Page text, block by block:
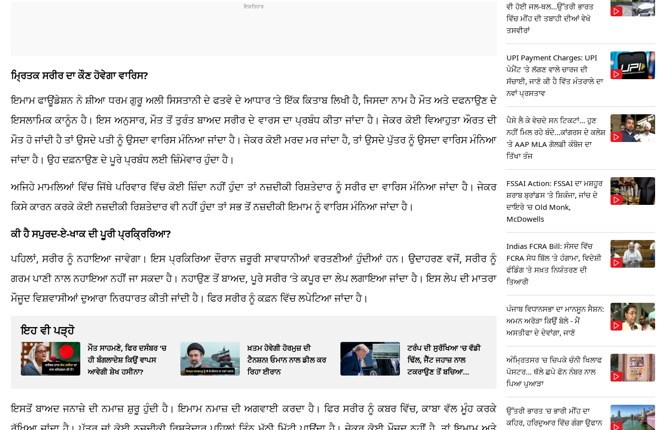
ਮ੍ਰਿਤਕ ਸਰੀਰ ਦਾ ਕੌਣ ਹੋਵੇਗਾ ਵਾਰਿਸ?
ਇਮਾਮ ਫਾਊਂਡੇਸ਼ਨ ਨੇ ਸ਼ੀਆ ਧਰਮ ਗੁਰੂ ਅਲੀ ਸਿਸਤਾਨੀ ਦੇ ਫਤਵੇ ਦੇ ਆਧਾਰ ‘ਤੇ ਇੱਕ ਕਿਤਾਬ ਲਿਖੀ ਹੈ, ਜਿਸਦਾ ਨਾਮ ਹੈ ਮੌਤ ਅਤੇ ਦਫਨਾਉਣ ਦੇ
ਇਸਲਾਮਿਕ ਕਾਨੂੰਨ ਹੈ। ਇਸ ਅਨੁਸਾਰ, ਮੌਤ ਤੋਂ ਤੁਰੰਤ ਬਾਅਦ ਸਰੀਰ ਦੇ ਵਾਰਸ ਦਾ ਪ੍ਰਬੰਧ ਕੀਤਾ ਜਾਂਦਾ ਹੈ। ਜੇਕਰ ਕੋਈ ਵਿਆਹੁਤਾ ਔਰਤ ਦੀ
ਮੌਤ ਹੋ ਜਾਂਦੀ ਹੈ ਤਾਂ ਉਸਦੇ ਪਤੀ ਨੂੰ ਉਸਦਾ ਵਾਰਿਸ ਮੰਨਿਆ ਜਾਂਦਾ ਹੈ। ਜੇਕਰ ਕੋਈ ਮਰਦ ਮਰ ਜਾਂਦਾ ਹੈ, ਤਾਂ ਉਸਦੇ ਪੁੱਤਰ ਨੂੰ ਉਸਦਾ ਵਾਰਿਸ ਮੰਨਿਆ
ਜਾਂਦਾ ਹੈ। ਉਹ ਦਫ਼ਨਾਉਣ ਦੇ ਪੂਰੇ ਪ੍ਰਬੰਧ ਲਈ ਜ਼ਿੰਮੇਵਾਰ ਹੁੰਦਾ ਹੈ।
ਅਜਿਹੇ ਮਾਮਲਿਆਂ ਵਿੱਚ ਜਿੱਥੇ ਪਰਿਵਾਰ ਵਿੱਚ ਕੋਈ ਜ਼ਿੰਦਾ ਨਹੀਂ ਹੁੰਦਾ ਤਾਂ ਨਜ਼ਦੀਕੀ ਰਿਸ਼ਤੇਦਾਰ ਨੂੰ ਸਰੀਰ ਦਾ ਵਾਰਿਸ ਮੰਨਿਆ ਜਾਂਦਾ ਹੈ। ਜੇਕਰ
ਕਿਸੇ ਕਾਰਨ ਕਰਕੇ ਕੋਈ ਨਜ਼ਦੀਕੀ ਰਿਸ਼ਤੇਦਾਰ ਵੀ ਨਹੀਂ ਹੁੰਦਾ ਤਾਂ ਸਭ ਤੋਂ ਨਜ਼ਦੀਕੀ ਇਮਾਮ ਨੂੰ ਵਾਰਿਸ ਮੰਨਿਆ ਜਾਂਦਾ ਹੈ।
ਕੀ ਹੈ ਸਪੁਰਦ-ਏ-ਖਾਕ ਦੀ ਪੂਰੀ ਪ੍ਰਕ੍ਰਿਰਿਆ?
ਪਹਿਲਾਂ, ਸਰੀਰ ਨੂੰ ਨਹਾਇਆ ਜਾਵੇਗਾ। ਇਸ ਪ੍ਰਕਿਰਿਆ ਦੌਰਾਨ ਜ਼ਰੂਰੀ ਸਾਵਧਾਨੀਆਂ ਵਰਤਣੀਆਂ ਹੁੰਦੀਆਂ ਹਨ। ਉਦਾਹਰਣ ਵਜੋਂ, ਸਰੀਰ ਨੂੰ
ਗਰਮ ਪਾਣੀ ਨਾਲ ਨਹਾਇਆ ਨਹੀਂ ਜਾ ਸਕਦਾ ਹੈ। ਨਹਾਉਣ ਤੋਂ ਬਾਅਦ, ਪੂਰੇ ਸਰੀਰ ‘ਤੇ ਕਪੂਰ ਦਾ ਲੇਪ ਲਗਾਇਆ ਜਾਂਦਾ ਹੈ। ਇਸ ਲੇਪ ਦੀ ਮਾਤਰਾ
ਮੌਜੂਦ ਵਿਸ਼ਵਾਸੀਆਂ ਦੁਆਰਾ ਨਿਰਧਾਰਤ ਕੀਤੀ ਜਾਂਦੀ ਹੈ। ਫਿਰ ਸਰੀਰ ਨੂੰ ਕਫ਼ਨ ਵਿੱਚ ਲਪੇਟਿਆ ਜਾਂਦਾ ਹੈ।
ਇਹ ਵੀ ਪੜ੍ਹੋ
ਮੌਤ ਸਾਹਮਣੇ, ਫਿਰ ਦਸੰਬਰ 'ਚ
ਹੀ ਬੰਗਲਾਦੇਸ਼ ਕਿਉਂ ਵਾਪਸ
ਆਵੇਗੀ ਸ਼ੇਖ ਹਸੀਨਾ?
ਖ਼ਤਮ ਹੋਵੇਗੀ ਹੋਰਮੁਜ਼ ਦੀ
ਟੈਨਸ਼ਨ! ਓਮਾਨ ਨਾਲ ਡੀਲ ਕਰ
ਰਿਹਾ ਈਰਾਨ
ਟਰੰਪ ਦੀ ਸੁਰੱਖਿਆ 'ਚ ਵੱਡੀ
ਢਿੱਲ, ਜੈੱਟ ਜਹਾਜ਼ ਨਾਲ
ਟਕਰਾਉਣ ਤੋਂ ਬਚਿਆ
ਇਸਤੋਂ ਬਾਅਦ ਜਨਾਜ਼ੇ ਦੀ ਨਮਾਜ਼ ਸ਼ੁਰੂ ਹੁੰਦੀ ਹੈ। ਇਮਾਮ ਨਮਾਜ਼ ਦੀ ਅਗਵਾਈ ਕਰਦਾ ਹੈ। ਫਿਰ ਸਰੀਰ ਨੂੰ ਕਬਰ ਵਿੱਚ, ਕਾਬਾ ਵੱਲ ਮੂੰਹ ਕਰਕੇ
ਵੀ ਹੋਈ ਜਲ-ਥਲ...ਉੱਤਰੀ ਭਾਰਤ
ਵਿੱਚ ਮੀਂਹ ਦੀ ਤਬਾਹੀ ਦੀਆਂ ਵੇਖੋ
ਤਸਵੀਰਾਂ
UPI Payment Charges: UPI
ਪੇਮੈਂਟ 'ਤੇ ਲੱਗਣ ਵਾਲੇ ਚਾਰਜ ਦੀ
ਸੱਚਾਈ, ਜਾਣੋ ਕੀ ਹੈ ਵਿੱਤ ਮੰਤਰਾਲੇ ਦਾ
ਨਵਾਂ ਪ੍ਰਸਤਾਵ
ਪੈਸੇ ਲੈ ਕੇ ਵੇਚਦੇ ਸਨ ਟਿਕਟਾਂ... ਹੁਣ
ਨਹੀਂ ਮਿਲ ਰਹੇ ਬੰਦੇ...ਕਾਂਗਰਸ ਦੇ ਕਲੇਸ਼
'ਤੇ AAP MLA ਗੋਲਡੀ ਕੰਬੋਜ ਦਾ
ਤਿੱਖਾ ਤੰਜ
FSSAI Action: FSSAI ਦਾ ਮਸ਼ਹੂਰ
ਸ਼ਰਾਬ ਬ੍ਰਾਂਡਸ 'ਤੇ ਸ਼ਿਕੰਜਾ, ਜਾਂਚ ਦੇ
ਦਾਇਰੇ 'ਚ Old Monk,
McDowells
Indias FCRA Bill: ਸੰਸਦ ਵਿੱਚ
FCRA ਸੋਧ ਬਿੱਲ 'ਤੇ ਹੰਗਾਮਾ, ਵਿਦੇਸ਼ੀ
ਫੰਡਿੰਗ 'ਤੇ ਸਖ਼ਤ ਨਿਯੰਤਰਣ ਦੀ
ਤਿਆਰੀ
ਪੰਜਾਬ ਵਿਧਾਨਸਭਾ ਦਾ ਮਾਨਸੂਨ ਸੈਸ਼ਨ:
ਅਮਨ ਅਰੋੜਾ ਕਿਉਂ ਬੋਲੇ - ਮੈਂ
ਅਸਤੀਫਾ ਦੇ ਦੇਵਾਂਗਾ, ਜਾਣੋ
ਅੰਮ੍ਰਿਤਸਰ 'ਚ ਚਿਪਕੇ ਚੰਨੀ ਖਿਲਾਫ
ਪੋਸਟਰ... ਥੱਲੇ ਛਪੇ ਫੋਨ ਨੰਬਰ ਨਾਲ
ਪਿਆ ਪੁਆੜਾ
ਉੱਤਰੀ ਭਾਰਤ 'ਚ ਭਾਰੀ ਮੀਂਹ ਦਾ
ਕਹਿਰ, ਹਰਿਦੁਆਰ ਵਿੱਚ ਗੰਗਾ ਉਫਾਨ